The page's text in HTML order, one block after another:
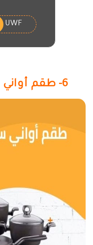
UWF
6- طقم أواني سيراميك نورا 7 قطع